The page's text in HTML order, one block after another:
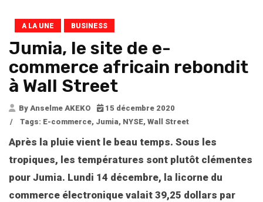
A LA UNE BUSINESS
Jumia, le site de e-
commerce africain rebondit
à Wall Street
By Anselme AKEKO
15 décembre 2020
/
Tags: E-commerce, Jumia, NYSE, Wall Street
Après la pluie vient le beau temps. Sous les
tropiques, les températures sont plutôt clémentes
pour Jumia. Lundi 14 décembre, la licorne du
commerce électronique valait 39,25 dollars par